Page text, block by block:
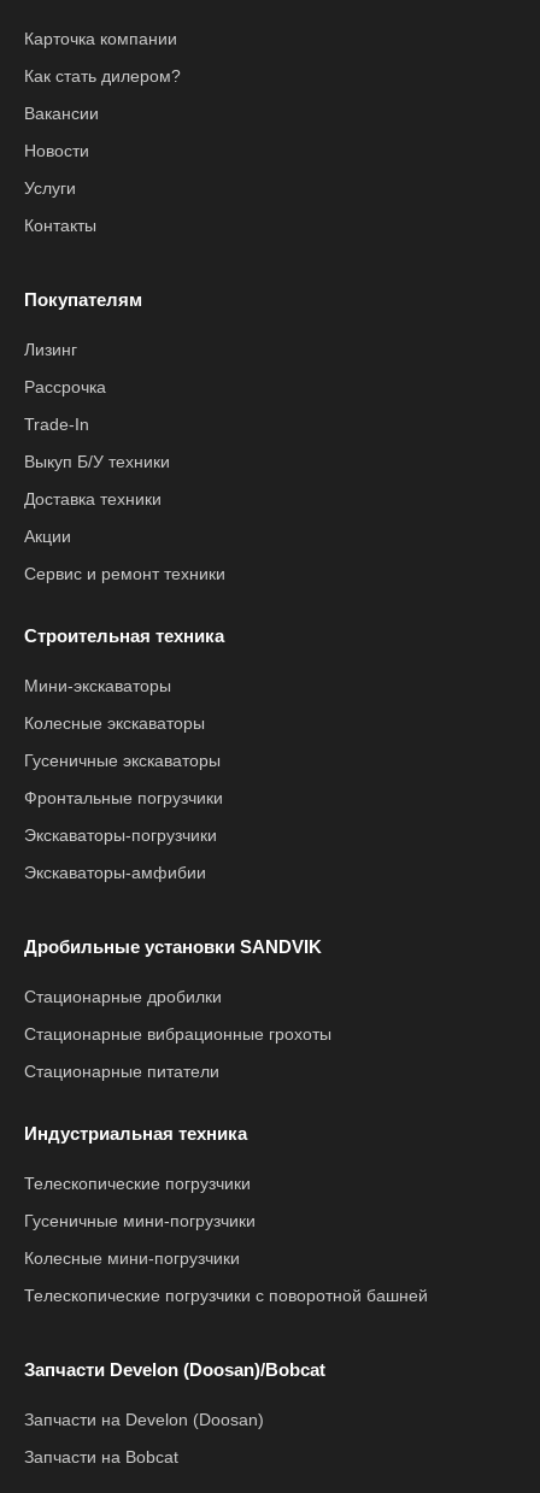
Карточка компании
Как стать дилером?
Вакансии
Новости
Услуги
Контакты
Покупателям
Лизинг
Рассрочка
Trade-In
Выкуп Б/У техники
Доставка техники
Акции
Сервис и ремонт техники
Строительная техника
Мини-экскаваторы
Колесные экскаваторы
Гусеничные экскаваторы
Фронтальные погрузчики
Экскаваторы-погрузчики
Экскаваторы-амфибии
Дробильные установки SANDVIK
Стационарные дробилки
Стационарные вибрационные грохоты
Стационарные питатели
Индустриальная техника
Телескопические погрузчики
Гусеничные мини-погрузчики
Колесные мини-погрузчики
Телескопические погрузчики с поворотной башней
Запчасти Develon (Doosan)/Bobcat
Запчасти на Develon (Doosan)
Запчасти на Bobcat